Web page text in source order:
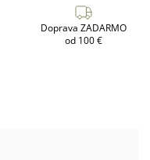
Doprava ZADARMO
od 100 €